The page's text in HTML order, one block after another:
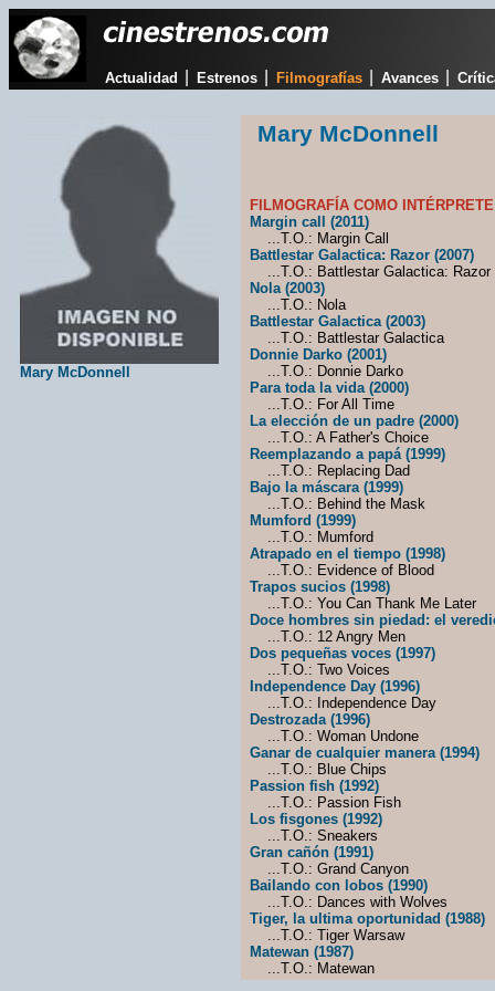
Actualidad Estrenos Filmografías Avances
Mary McDonnell
Mary McDonnell
FILMOGRAFÍA COMO
Margin call (2011)
...T.O.: Margin Call
Battlestar Galactica: Razor (2007)
...T.O.: Battlestar Galactica: Razor
Nola (2003)
...T.O.: Nola
Battlestar Galactica (2003)
...T.O.: Battlestar Galactica
Donnie Darko (2001)
...T.O.: Donnie Darko
Para toda la vida (2000)
...T.O.: For All Time
La elección de un padre (2000)
...T.O.: A Father's Choice
Reemplazando a papá (1999)
...T.O.: Replacing Dad
Bajo la máscara (1999)
...T.O.: Behind the Mask
Mumford (1999)
...T.O.: Mumford
Atrapado en el tiempo (1998)
...T.O.: Evidence of Blood
Trapos sucios (1998)
...T.O.: You Can Thank Me Later
Doce hombres sin piedad: el
...T.O.: 12 Angry Men
Dos pequeñas voces (1997)
...T.O.: Two Voices
Independence Day (1996)
...T.O.: Independence Day
Destrozada (1996)
...T.O.: Woman Undone
Ganar de cualquier manera (1994)
...T.O.: Blue Chips
Passion fish (1992)
...T.O.: Passion Fish
Los fisgones (1992)
...T.O.: Sneakers
Gran cañón (1991)
...T.O.: Grand Canyon
Bailando con lobos (1990)
...T.O.: Dances with Wolves
Tiger, la ultima oportunidad (1988)
...T.O.: Tiger Warsaw
Matewan (1987)
...T.O.: Matewan